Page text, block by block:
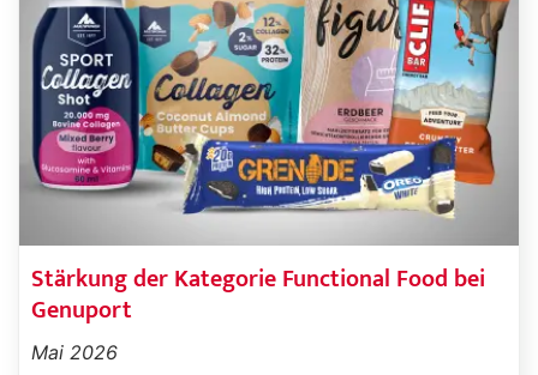
Stärkung der Kategorie Functional Food bei
Genuport
Mai 2026